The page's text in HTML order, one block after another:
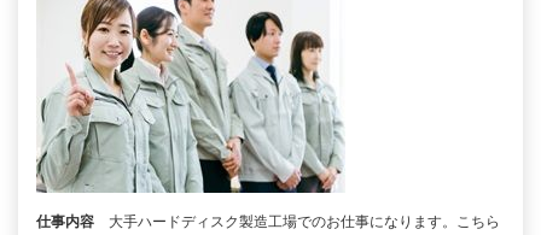
仕事内容
大手ハードディスク製造工場でのお仕事になります。こちら